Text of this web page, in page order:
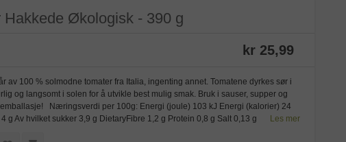
Hakkede Økologisk - 390 g
kr 25,99
av 100 % solmodne tomater fra Italia, ingenting annet. Tomatene dyrkes sør i
og langsomt i solen for å utvikle best mulig smak. Bruk i sauser, supper og
Næringsverdi per 100g: Energi (joule) 103 kJ Energi (kalorier) 24
g Av hvilket sukker 3,9 g DietaryFibre 1,2 g Protein 0,8 g Salt 0,13 g
Les mer